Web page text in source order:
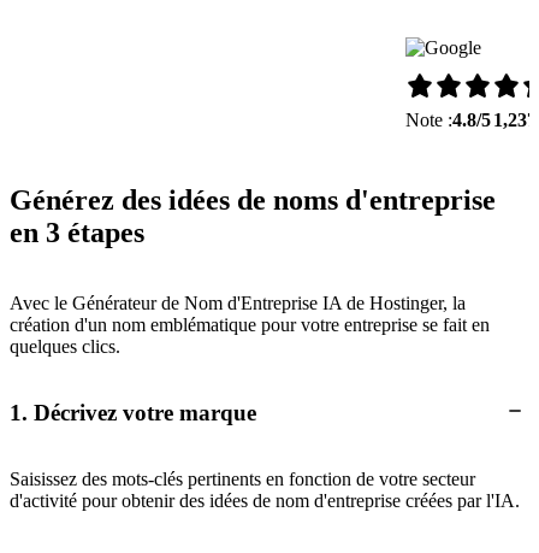
Note :4.8/51,237
Générez des idées de noms d'entreprise
en 3 étapes
Avec le Générateur de Nom d'Entreprise IA de Hostinger, la
création d'un nom emblématique pour votre entreprise se fait en
quelques clics.
1. Décrivez votre marque
Saisissez des mots-clés pertinents en fonction de votre secteur
d'activité pour obtenir des idées de nom d'entreprise créées par l'IA.